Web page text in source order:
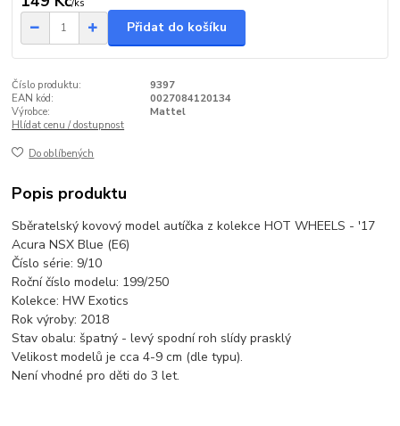
/ks
Přidat do košíku
Číslo produktu:
9397
EAN kód:
0027084120134
Výrobce:
Mattel
Hlídat cenu / dostupnost
Do oblíbených
Popis produktu
Sběratelský kovový model autíčka z kolekce HOT WHEELS - '17
Acura NSX Blue (E6)
Číslo série: 9/10
Roční číslo modelu: 199/250
Kolekce: HW Exotics
Rok výroby: 2018
Stav obalu: špatný - levý spodní roh slídy prasklý
Velikost modelů je cca 4-9 cm (dle typu).
Není vhodné pro děti do 3 let.